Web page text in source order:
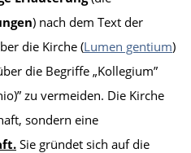
) nach dem Text der
die Kirche (Lumen gentium)
die Begriffe „Kollegium”
zu vermeiden. Die Kirche
sondern eine
Sie gründet sich auf die